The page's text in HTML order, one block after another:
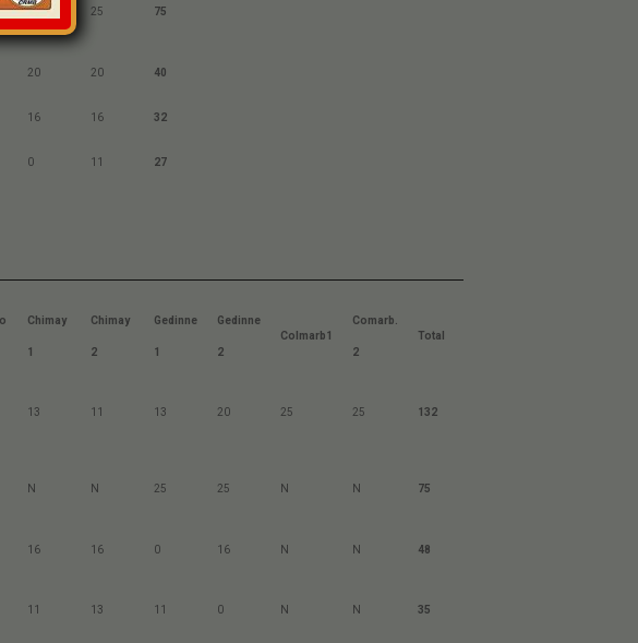
25 25 75
20 20 40
16 16 32
0 11 27
Chimay
1
Chimay
2
Gedinne
1
Gedinne
2
Colmarb1
Comarb.
2
Total
13 11 13 20 25 25 132
N N 25 25 N N 75
16 16 0 16 N N 48
11 13 11 0 N N 35